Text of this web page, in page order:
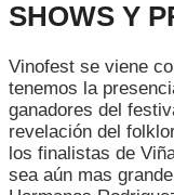
SHOWS Y
Vinofest se viene
tenemos la
ganadores del
revelación del
los finalistas de
sea aún mas